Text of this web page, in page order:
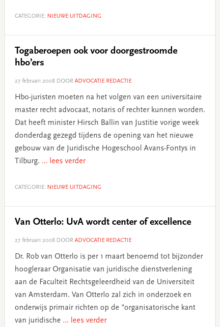
CATEGORIE: NIEUWE UITDAGING
Togaberoepen ook voor doorgestroomde
hbo’ers
27 februari 2008DOOR ADVOCATIE REDACTIE
Hbo-juristen moeten na het volgen van een universitaire
master recht advocaat, notaris of rechter kunnen worden.
Dat heeft minister Hirsch Ballin van Justitie vorige week
donderdag gezegd tijdens de opening van het nieuwe
gebouw van de Juridische Hogeschool Avans-Fontys in
Tilburg. ... lees verder
CATEGORIE: NIEUWE UITDAGING
Van Otterlo: UvA wordt center of excellence
27 februari 2008DOOR ADVOCATIE REDACTIE
Dr. Rob van Otterlo is per 1 maart benoemd tot bijzonder
hoogleraar Organisatie van juridische dienstverlening
aan de Faculteit Rechtsgeleerdheid van de Universiteit
van Amsterdam. Van Otterlo zal zich in onderzoek en
onderwijs primair richten op de "organisatorische kant
van juridische ... lees verder